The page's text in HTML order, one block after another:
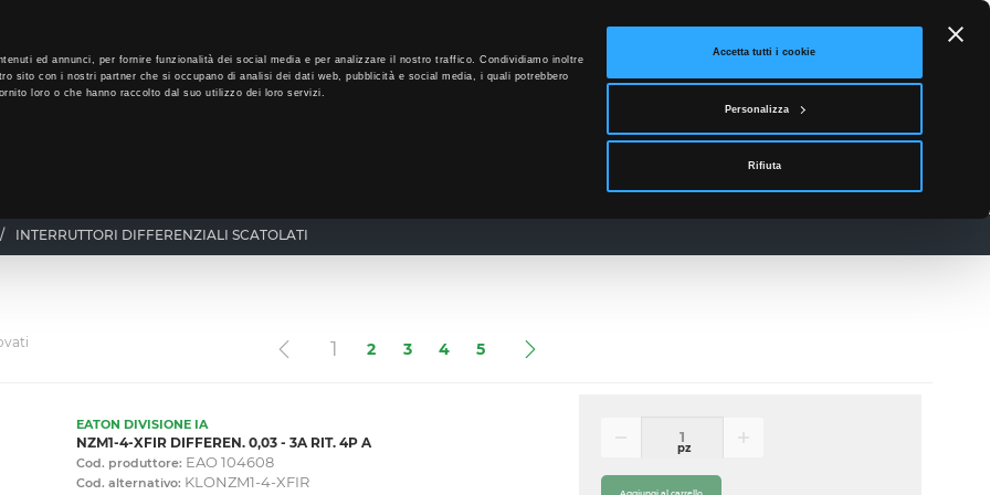
ed annunci, per fornire funzionalità dei social media e per analizzare il nostro traffico. Condividiamo inoltre
sito con i nostri partner che si occupano di analisi dei dati web, pubblicità e social media, i quali potrebbero
loro o che hanno raccolto dal suo utilizzo dei loro servizi.
Accetta tutti i cookie
Personalizza
Rifiuta
Accedi
News Contatti
/ INTERRUTTORI DIFFERENZIALI SCATOLATI
1 (current)
2 3 4 5
EATON DIVISIONE IA
NZM1-4-XFIR DIFFEREN. 0,03 - 3A RIT. 4P A
Cod. produttore: EAO 104608
Cod. alternativo: KLONZM1-4-XFIR
pz